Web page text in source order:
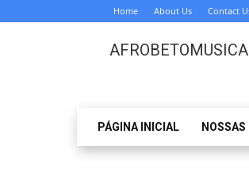
Home About Us Contact
AFROBETOMUSICA
PÁGINA INICIAL NOSSAS